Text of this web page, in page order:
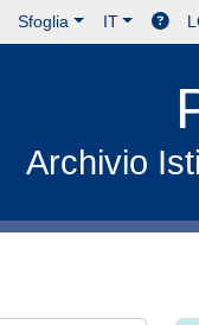
Sfoglia IT
Archivio